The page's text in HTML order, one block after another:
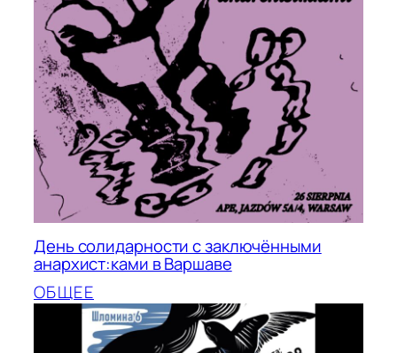
День солидарности с заключёнными
анархист:ками в Варшаве
ОБЩЕЕ